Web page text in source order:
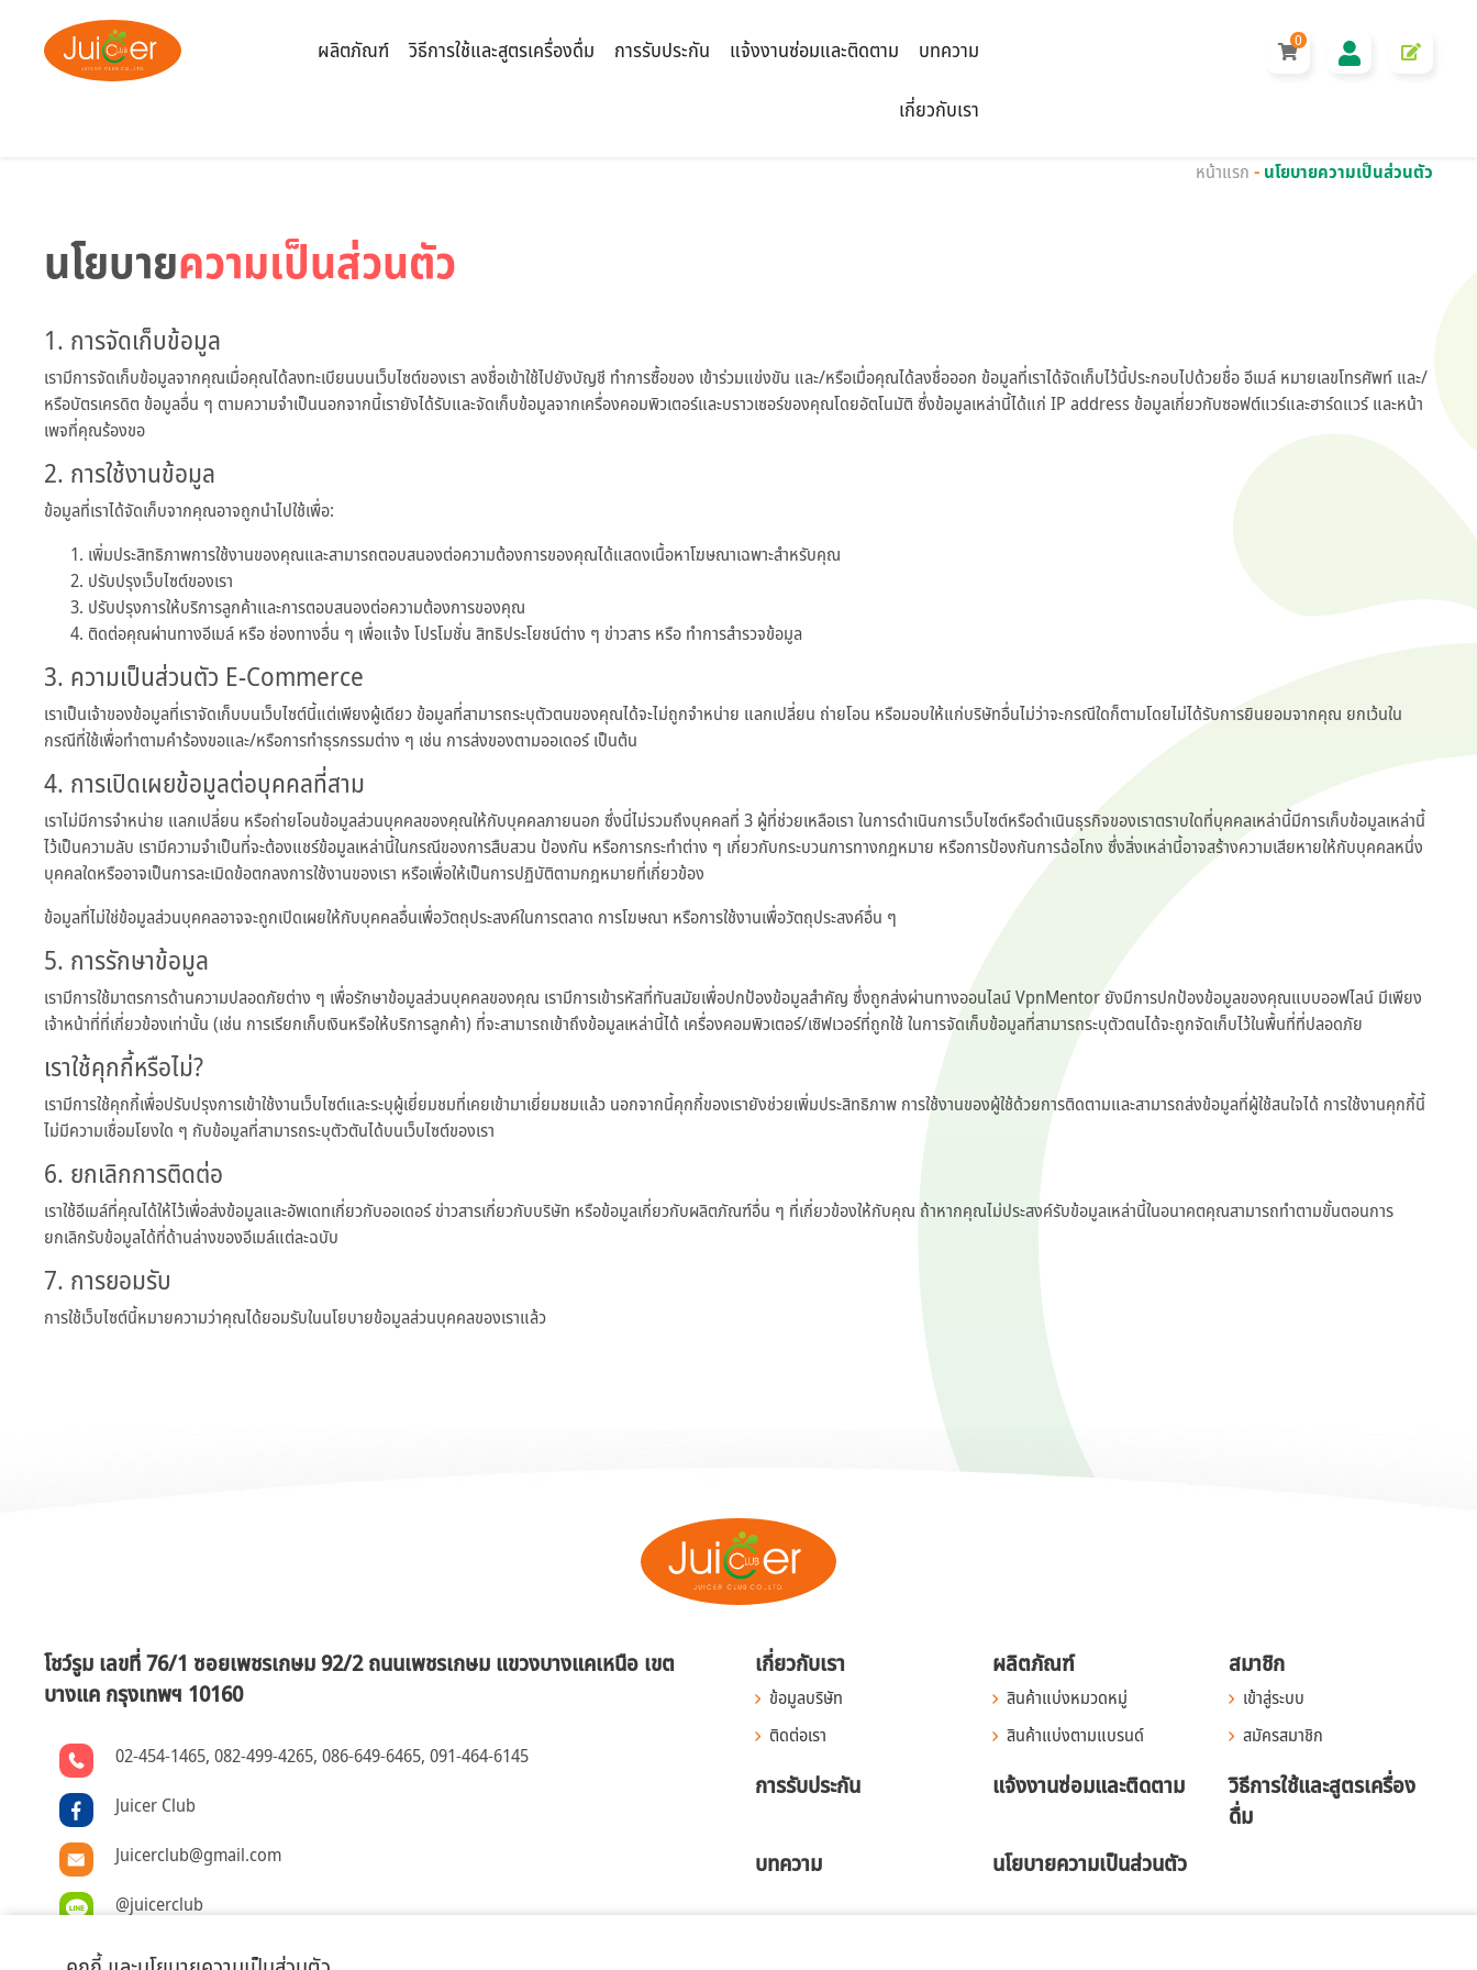
บทความ
แจ้งงานซ่อมและติดตาม
การรับประกัน
วิธีการใช้และสูตรเครื่องดื่ม
ผลิตภัณฑ์
เกี่ยวกับเรา
0
หน้าแรก - นโยบายความเป็นส่วนตัว
นโยบายความเป็นส่วนตัว
1. การจัดเก็บข้อมูล
เรามีการจัดเก็บข้อมูลจากคุณเมื่อคุณได้ลงทะเบียนบนเว็บไซต์ของเรา ลงชื่อเข้าใช้ไปยังบัญชี ทำการซื้อของ เข้าร่วมแข่งขัน และ/หรือเมื่อคุณได้ลงชื่อออก ข้อมูลที่เราได้จัดเก็บไว้นี้ประกอบไปด้วยชื่อ อีเมล์ หมายเลขโทรศัพท์ และ/
หรือบัตรเครดิต ข้อมูลอื่น ๆ ตามความจำเป็นนอกจากนี้เรายังได้รับและจัดเก็บข้อมูลจากเครื่องคอมพิวเตอร์และบราวเซอร์ของคุณโดยอัตโนมัติ ซึ่งข้อมูลเหล่านี้ได้แก่ IP address ข้อมูลเกี่ยวกับซอฟต์แวร์และฮาร์ดแวร์ และหน้า
เพจที่คุณร้องขอ
2. การใช้งานข้อมูล
ข้อมูลที่เราได้จัดเก็บจากคุณอาจถูกนำไปใช้เพื่อ:
เพิ่มประสิทธิภาพการใช้งานของคุณและสามารถตอบสนองต่อความต้องการของคุณได้แสดงเนื้อหาโฆษณาเฉพาะสำหรับคุณ
ปรับปรุงเว็บไซต์ของเรา
ปรับปรุงการให้บริการลูกค้าและการตอบสนองต่อความต้องการของคุณ
ติดต่อคุณผ่านทางอีเมล์ หรือ ช่องทางอื่น ๆ เพื่อแจ้ง โปรโมชั่น สิทธิประโยชน์ต่าง ๆ ข่าวสาร หรือ ทำการสำรวจข้อมูล
3. ความเป็นส่วนตัว E-Commerce
เราเป็นเจ้าของข้อมูลที่เราจัดเก็บบนเว็บไซต์นี้แต่เพียงผู้เดียว ข้อมูลที่สามารถระบุตัวตนของคุณได้จะไม่ถูกจำหน่าย แลกเปลี่ยน ถ่ายโอน หรือมอบให้แก่บริษัทอื่นไม่ว่าจะกรณีใดก็ตามโดยไม่ได้รับการยินยอมจากคุณ ยกเว้นใน
กรณีที่ใช้เพื่อทำตามคำร้องขอและ/หรือการทำธุรกรรมต่าง ๆ เช่น การส่งของตามออเดอร์ เป็นต้น
4. การเปิดเผยข้อมูลต่อบุคคลที่สาม
เราไม่มีการจำหน่าย แลกเปลี่ยน หรือถ่ายโอนข้อมูลส่วนบุคคลของคุณให้กับบุคคลภายนอก ซึ่งนี่ไม่รวมถึงบุคคลที่ 3 ผู้ที่ช่วยเหลือเรา ในการดำเนินการเว็บไซต์หรือดำเนินธุรกิจของเราตราบใดที่บุคคลเหล่านี้มีการเก็บข้อมูลเหล่านี้
ไว้เป็นความลับ เรามีความจำเป็นที่จะต้องแชร์ข้อมูลเหล่านี้ในกรณีของการสืบสวน ป้องกัน หรือการกระทำต่าง ๆ เกี่ยวกับกระบวนการทางกฎหมาย หรือการป้องกันการฉ้อโกง ซึ่งสิ่งเหล่านี้อาจสร้างความเสียหายให้กับบุคคลหนึ่ง
บุคคลใดหรืออาจเป็นการละเมิดข้อตกลงการใช้งานของเรา หรือเพื่อให้เป็นการปฏิบัติตามกฎหมายที่เกี่ยวข้อง
ข้อมูลที่ไม่ใช่ข้อมูลส่วนบุคคลอาจจะถูกเปิดเผยให้กับบุคคลอื่นเพื่อวัตถุประสงค์ในการตลาด การโฆษณา หรือการใช้งานเพื่อวัตถุประสงค์อื่น ๆ
5. การรักษาข้อมูล
เรามีการใช้มาตรการด้านความปลอดภัยต่าง ๆ เพื่อรักษาข้อมูลส่วนบุคคลของคุณ เรามีการเข้ารหัสที่ทันสมัยเพื่อปกป้องข้อมูลสำคัญ ซึ่งถูกส่งผ่านทางออนไลน์ VpnMentor ยังมีการปกป้องข้อมูลของคุณแบบออฟไลน์ มีเพียง
เจ้าหน้าที่ที่เกี่ยวข้องเท่านั้น (เช่น การเรียกเก็บเงินหรือให้บริการลูกค้า) ที่จะสามารถเข้าถึงข้อมูลเหล่านี้ได้ เครื่องคอมพิวเตอร์/เซิฟเวอร์ที่ถูกใช้ ในการจัดเก็บข้อมูลที่สามารถระบุตัวตนได้จะถูกจัดเก็บไว้ในพื้นที่ที่ปลอดภัย
เราใช้คุกกี้หรือไม่?
เรามีการใช้คุกกี้เพื่อปรับปรุงการเข้าใช้งานเว็บไซต์และระบุผู้เยี่ยมชมที่เคยเข้ามาเยี่ยมชมแล้ว นอกจากนี้คุกกี้ของเรายังช่วยเพิ่มประสิทธิภาพ การใช้งานของผู้ใช้ด้วยการติดตามและสามารถส่งข้อมูลที่ผู้ใช้สนใจได้ การใช้งานคุกกี้นี้
ไม่มีความเชื่อมโยงใด ๆ กับข้อมูลที่สามารถระบุตัวตันได้บนเว็บไซต์ของเรา
6. ยกเลิกการติดต่อ
เราใช้อีเมล์ที่คุณได้ให้ไว้เพื่อส่งข้อมูลและอัพเดทเกี่ยวกับออเดอร์ ข่าวสารเกี่ยวกับบริษัท หรือข้อมูลเกี่ยวกับผลิตภัณฑ์อื่น ๆ ที่เกี่ยวข้องให้กับคุณ ถ้าหากคุณไม่ประสงค์รับข้อมูลเหล่านี้ในอนาคตคุณสามารถทำตามขั้นตอนการ
ยกเลิกรับข้อมูลได้ที่ด้านล่างของอีเมล์แต่ละฉบับ
7. การยอมรับ
การใช้เว็บไซต์นี้หมายความว่าคุณได้ยอมรับในนโยบายข้อมูลส่วนบุคคลของเราแล้ว
โชว์รูม เลขที่ 76/1 ซอยเพชรเกษม 92/2 ถนนเพชรเกษม แขวงบางแคเหนือ เขต
บางแค กรุงเทพฯ 10160
02-454-1465, 082-499-4265, 086-649-6465, 091-464-6145
Juicer Club
Juicerclub@gmail.com
@juicerclub
เกี่ยวกับเรา
ข้อมูลบริษัท
ติดต่อเรา
ผลิตภัณฑ์
สินค้าแบ่งหมวดหมู่
สินค้าแบ่งตามแบรนด์
สมาชิก
เข้าสู่ระบบ
สมัครสมาชิก
การรับประกัน แจ้งงานซ่อมและติดตาม
วิธีการใช้และสูตรเครื่อง
ดื่ม
บทความ
นโยบายความเป็นส่วนตัว